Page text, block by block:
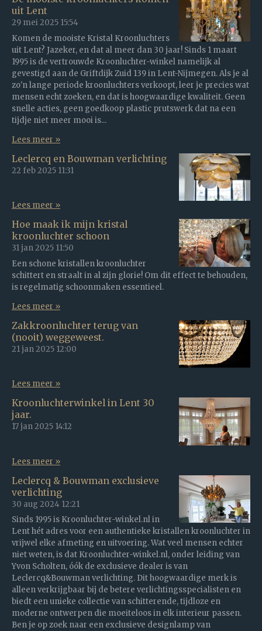
uit Lent
29 mei 2025 15:54
Komen de mooiste Kristal Kroonluchters
uit Lent? Jazeker, en dat al meer dan 30 jaar! Sinds 1 maart
1995 is de vertrouwde Kroonluchter-winkel namelijk al
gevestigd aan de Griftdijk Zuid 139 in Lent-Nijmegen. Als je al
zo'n lange periode kroonluchters verkoopt, leer je precies wat
mensen echt zoeken, en dat is hoogwaardige kwaliteit. Geen
snelle acties, geen goedkoop plastic prutswerk dat na een
tijdje niet meer mooi is...
Lees meer »
Leclercq en Bouwman verlichting
22 feb 2025 11:31
Lees meer »
Hoe maak ik mijn kristal
kroonluchter schoon
31 jan 2025 11:50
Een schone kristallen kroonluchter
schittert en straalt in al zijn glorie! Om dit effect te behouden,
is regelmatig schoonmaken essentieel.
Lees meer »
Zakkroonluchter terug van
(nooit) weggeweest.
21 jan 2025 12:00
Lees meer »
Kroonluchterwinkel in Lent 30
jaar.
17 jan 2025 14:12
Lees meer »
Leclercq & Bouwman exclusieve
verlichting
30 aug 2024 12:21
Sinds 1995 is Kroonluchter-winkel.nl in
Lent hét adres voor een authentieke kristallen kroonluchter in
vrijwel elke afmeting en uitvoering. Wat veel mensen echter
niet weten, is dat Kroonluchter-winkel.nl, onder leiding van
Yvon Scholten, óók de exclusieve dealer is van
Leclercq&Bouwman verlichting. Dit hoogwaardige merk is
alleen verkrijgbaar bij de betere verlichtingsspecialisten en
biedt een unieke collectie van schitterende, tijdloze en
moderne ontwerpen die moeiteloos in elk interieur passen.
Ben je op zoek naar een exclusieve designlamp van